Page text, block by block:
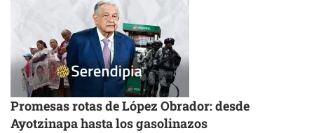
Promesas rotas de López Obrador: desde
Ayotzinapa hasta los gasolinazos